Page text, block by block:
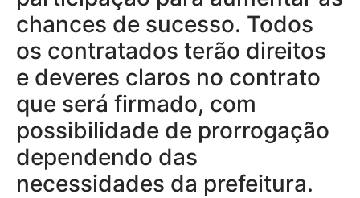
chances de sucesso. Todos
os contratados terão direitos
e deveres claros no contrato
que será firmado, com
possibilidade de prorrogação
dependendo das
necessidades da prefeitura.